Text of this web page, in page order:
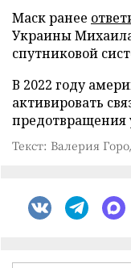
Маск ранее
Украины
спутниковой
В 2022 году
активировать
предотвращения
Текст: Валерия